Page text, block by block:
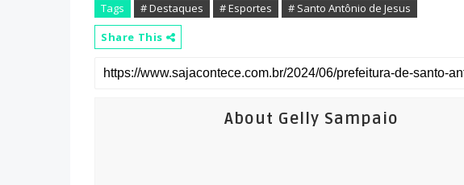
Tags # Destaques # Esportes
# Santo Antônio de Jesus
Share This
About Gelly Sampaio